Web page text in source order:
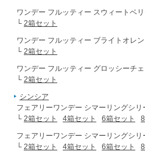
ワンデー フルッティー スウィートベ
└ 2箱セット
ワンデー フルッティー ブライトオレ
└ 2箱セット
ワンデー フルッティー グロッシーチ
└ 2箱セット
シンシア
フェアリーワンデー シマーリングシ
└ 2箱セット 4箱セット 6箱セット
フェアリーワンデー シマーリングシ
└ 2箱セット 4箱セット 6箱セット